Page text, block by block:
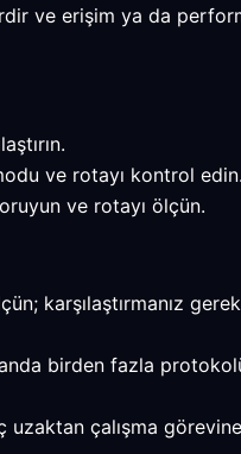
ve erişim ya da
ve rotayı kontrol
ve rotayı ölçün.
karşılaştırmanız
birden fazla
uzaktan çalışma